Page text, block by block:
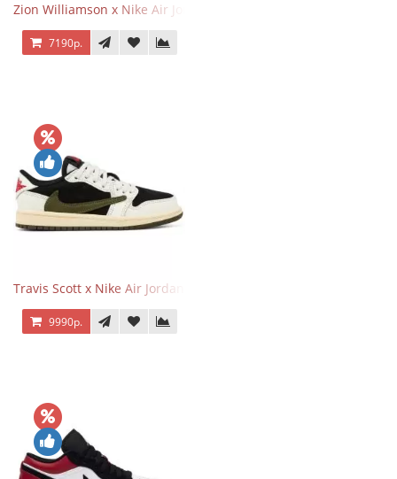
Zion Williamson x Nike Air Jordan 1 Retro Low OG Voodoo
7190р.
Travis Scott x Nike Air Jordan 1 Retro Low OG SP Olive
9990р.